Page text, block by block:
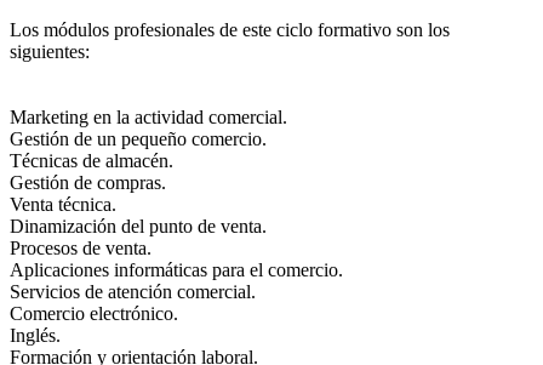
Los módulos profesionales de este ciclo formativo son los
siguientes:
Marketing en la actividad comercial.
Gestión de un pequeño comercio.
Técnicas de almacén.
Gestión de compras.
Venta técnica.
Dinamización del punto de venta.
Procesos de venta.
Aplicaciones informáticas para el comercio.
Servicios de atención comercial.
Comercio electrónico.
Inglés.
Formación y orientación laboral.